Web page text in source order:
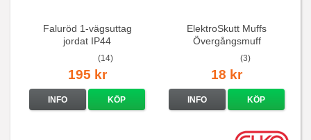
Faluröd 1-vägsuttag
jordat IP44
(14)
195 kr
INFO KÖP
ElektroSkutt Muffs
Övergångsmuff
(3)
18 kr
INFO KÖP